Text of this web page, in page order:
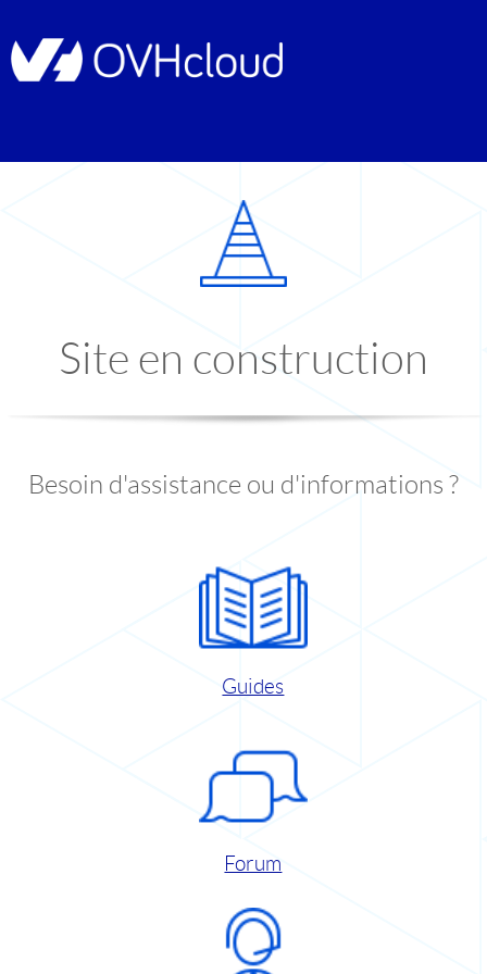
Site en construction
Besoin d'assistance ou d'informations ?
Guides
Forum